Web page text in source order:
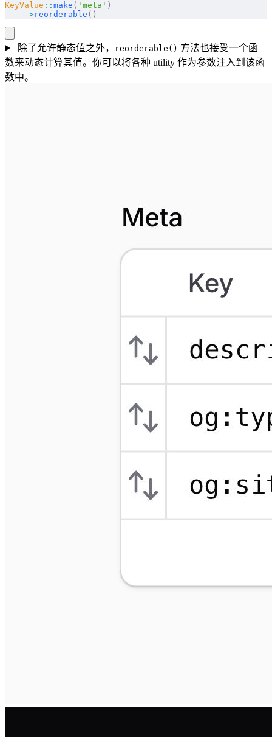
KeyValue :: make ( 'meta' )
    ->
reorderable ()
除了允许静态值之外， reorderable() 方法也接受一个函
数来动态计算其值。你可以将各种 utility 作为参数注入到该函
数中。